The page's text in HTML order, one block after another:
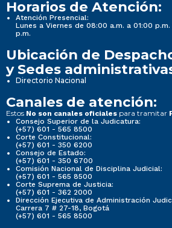
Horarios de Atención:
Atención Presencial:
Lunes a Viernes de 08:00 a.m. a 01:00
p.m.
Ubicación de
y Sedes
Directorio Nacional
Canales de atención:
Estos No son canales oficiales para tramitar
Consejo Superior de la Judicatura:
(+57) 601 - 565 8500
Corte Constitucional:
(+57) 601 - 350 6200
Consejo de Estado:
(+57) 601 - 350 6700
Comisión Nacional de Disciplina Judicial:
(+57) 601 - 565 8500
Corte Suprema de Justicia:
(+57) 601 - 362 2000
Dirección Ejecutiva de Administración
Carrera 7 # 27-18, Bogotá
(+57) 601 - 565 8500